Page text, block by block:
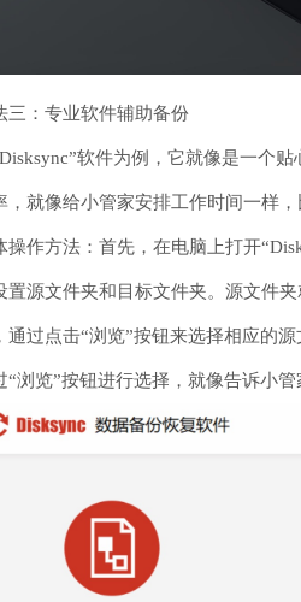
三：专业软件辅助备份
软件为例，它就像是一个
，就像给小管家安排工作时间一样
操作方法：首先，在电脑上打开
置源文件夹和目标文件夹。源文件
通过点击“浏览”按钮来选择相应的
“浏览”按钮进行选择，就像告诉小